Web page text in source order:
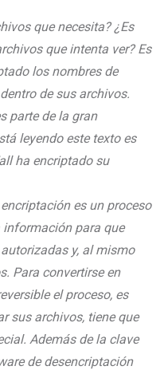
que necesita? ¿Es
que intenta ver? Es
los nombres de
de sus archivos.
parte de la gran
leyendo este texto es
ha encriptado su
es un proceso
para que
y, al mismo
Para convertirse en
el proceso, es
sus archivos, tiene que
Además de la clave
de desencriptación